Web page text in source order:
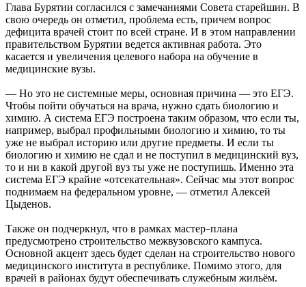
Глава Бурятии согласился с замечаниями Совета старейшин. В
свою очередь он отметил, проблема есть, причем вопрос
дефицита врачей стоит по всей стране. И в этом направлении
правительством Бурятии ведется активная работа. Это
касается и увеличения целевого набора на обучение в
медицинские вузы.
— Но это не системные меры, основная причина — это ЕГЭ.
Чтобы пойти обучаться на врача, нужно сдать биологию и
химию. А система ЕГЭ построена таким образом, что если ты,
например, выбрал профильными биологию и химию, то ты
уже не выбрал историю или другие предметы. И если ты
биологию и химию не сдал и не поступил в медицинский вуз,
то и ни в какой другой вуз ты уже не поступишь. Именно эта
система ЕГЭ крайне «отсекательная». Сейчас мы этот вопрос
поднимаем на федеральном уровне, — отметил Алексей
Цыденов.
Также он подчеркнул, что в рамках мастер–плана
предусмотрено строительство межвузовского кампуса.
Основной акцент здесь будет сделан на строительство нового
медицинского института в республике. Помимо этого, для
врачей в районах будут обеспечивать служебным жильём.